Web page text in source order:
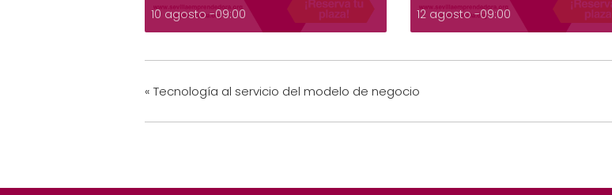
10 agosto -09:00 12 agosto -09:00
« Tecnología al servicio del modelo de negocio